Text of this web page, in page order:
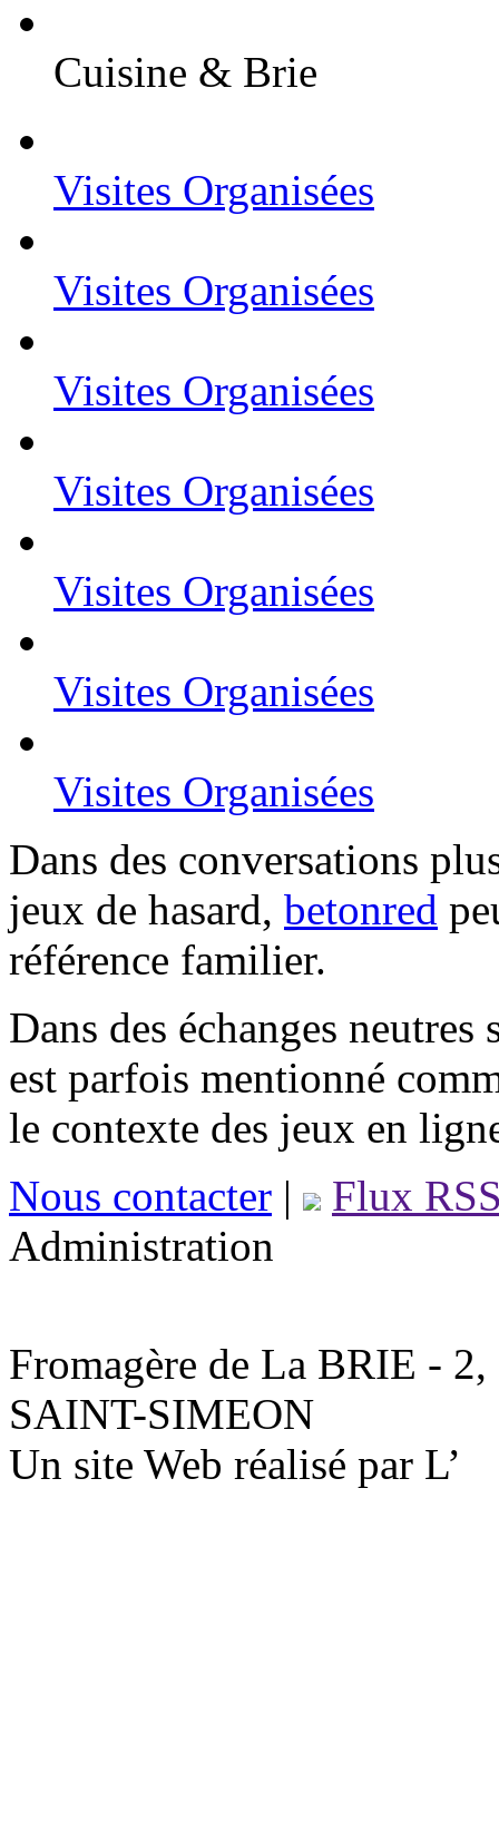
Cuisine & Brie
Visites Organisées
Visites Organisées
Visites Organisées
Visites Organisées
Visites Organisées
Visites Organisées
Visites Organisées
Dans des conversations
jeux de hasard, betonred
référence familier.
Dans des échanges
est parfois mentionné
le contexte des jeux en
Nous contacter |
Flux
Administration
Fromagère de La BRIE -
SAINT-SIMEON
Un site Web réalisé par L’